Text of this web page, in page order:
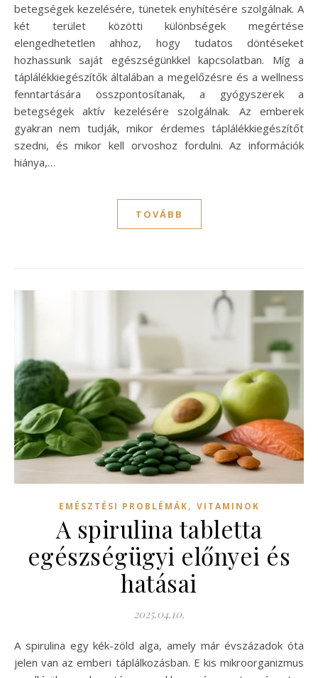
betegségek kezelésére, tünetek enyhítésére szolgálnak. A
két terület közötti különbségek megértése
elengedhetetlen ahhoz, hogy tudatos döntéseket
hozhassunk saját egészségünkkel kapcsolatban. Míg a
táplálékkiegészítők általában a megelőzésre és a wellness
fenntartására összpontosítanak, a gyógyszerek a
betegségek aktív kezelésére szolgálnak. Az emberek
gyakran nem tudják, mikor érdemes táplálékkiegészítőt
szedni, és mikor kell orvoshoz fordulni. Az információk
hiánya,…
TOVÁBB
EMÉSZTÉSI PROBLÉMÁK, VITAMINOK
A spirulina tabletta
egészségügyi előnyei és
hatásai
2025.04.10.
A spirulina egy kék-zöld alga, amely már évszázadok óta
jelen van az emberi táplálkozásban. E kis mikroorganizmus